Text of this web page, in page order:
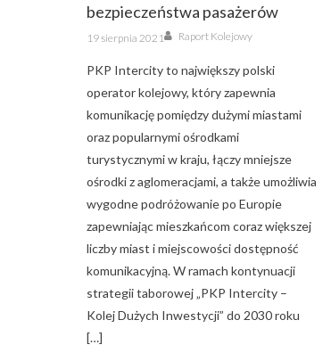
bezpieczeństwa pasażerów
Posted
on
19 sierpnia 2021 Author
Raport Kolejowy
PKP Intercity to największy polski
operator kolejowy, który zapewnia
komunikację pomiędzy dużymi miastami
oraz popularnymi ośrodkami
turystycznymi w kraju, łączy mniejsze
ośrodki z aglomeracjami, a także umożliwia
wygodne podróżowanie po Europie
zapewniając mieszkańcom coraz większej
liczby miast i miejscowości dostępność
komunikacyjną. W ramach kontynuacji
strategii taborowej „PKP Intercity –
Kolej Dużych Inwestycji” do 2030 roku
[…]